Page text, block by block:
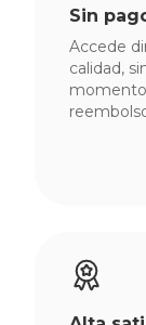
Sin
Accede
calidad,